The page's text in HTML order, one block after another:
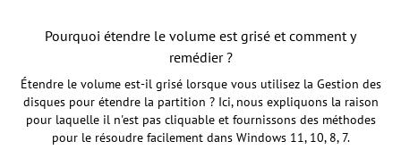
Pourquoi étendre le volume est grisé et comment y
remédier ?
Étendre le volume est-il grisé lorsque vous utilisez la Gestion des
disques pour étendre la partition ? Ici, nous expliquons la raison
pour laquelle il n'est pas cliquable et fournissons des méthodes
pour le résoudre facilement dans Windows 11, 10, 8, 7.